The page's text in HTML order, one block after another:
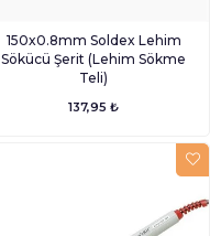
150x0.8mm Soldex Lehim
Sökücü Şerit (Lehim Sökme
Teli)
137,95 ₺